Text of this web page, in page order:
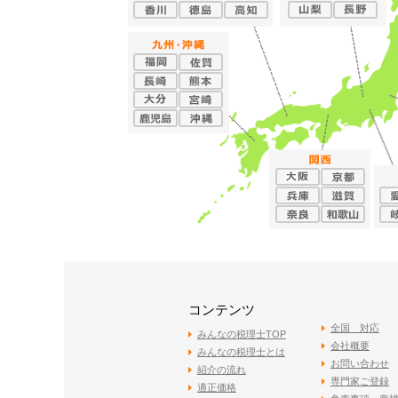
コンテンツ
みんなの税理士TOP
みんなの税理士とは
紹介の流れ
適正価格
全国 対応
会社概要
お問い合わせ
専門家ご登録